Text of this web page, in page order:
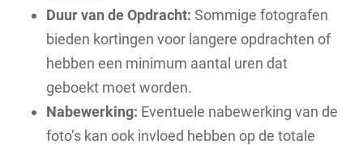
Duur van de Opdracht: Sommige fotografen
bieden kortingen voor langere opdrachten of
hebben een minimum aantal uren dat
geboekt moet worden.
Nabewerking: Eventuele nabewerking van de
foto’s kan ook invloed hebben op de totale